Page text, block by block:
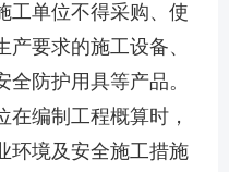
单位不得采购、使
要求的施工设备、
防护用具等产品。
编制工程概算时，
环境及安全施工措施